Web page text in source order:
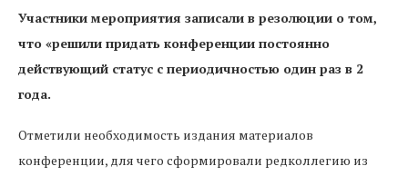
Участники мероприятия записали в резолюции о том,
что «решили придать конференции постоянно
действующий статус с периодичностью один раз в 2
года.
Отметили необходимость издания материалов
конференции, для чего сформировали редколлегию из